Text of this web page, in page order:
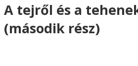
A tejről és a
(második rész)